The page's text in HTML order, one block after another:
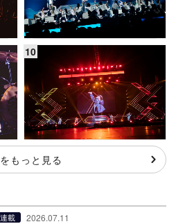
もっと見る
連載 2026.07.11